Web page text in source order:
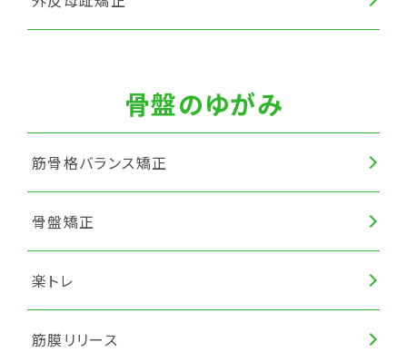
骨盤のゆがみ
筋骨格バランス矯正
骨盤矯正
楽トレ
筋膜リリース